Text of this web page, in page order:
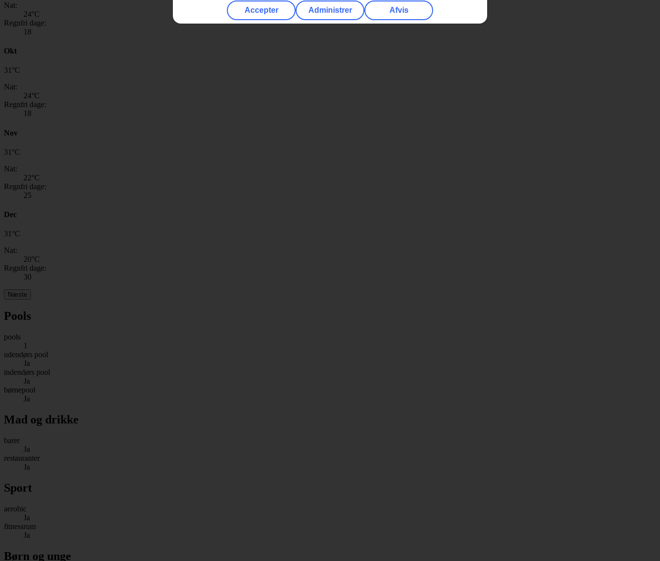
Nat:
24°C
Regnfri dage:
18
Okt
31 °C
Nat:
24°C
Regnfri dage:
18
Nov
31 °C
Nat:
22°C
Regnfri dage:
25
Dec
31 °C
Nat:
20°C
Regnfri dage:
30
Næste
Pools
pools
1
udendørs pool
Ja
indendørs pool
Ja
børnepool
Ja
Mad og drikke
barer
Ja
restauranter
Ja
Sport
aerobic
Ja
fitnessrum
Ja
Børn og unge
Accepter Administrer Afvis